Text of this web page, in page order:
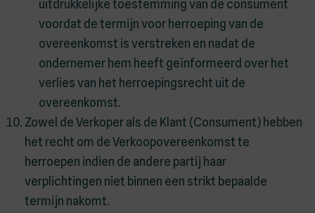
uitdrukkelijke toestemming van de consument
voordat de termijn voor herroeping van de
overeenkomst is verstreken en nadat de
ondernemer hem heeft geïnformeerd over het
verlies van het herroepingsrecht uit de
overeenkomst.
Zowel de Verkoper als de Klant (Consument) hebben
het recht om de Verkoopovereenkomst te
herroepen indien de andere partij haar
verplichtingen niet binnen een strikt bepaalde
termijn nakomt.